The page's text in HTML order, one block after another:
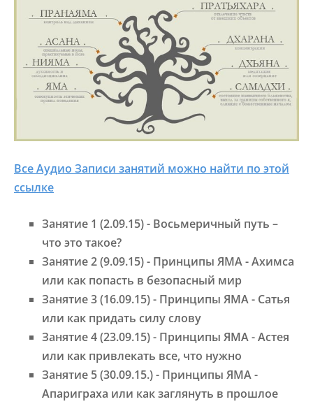
Все Аудио Записи занятий можно найти по этой
ссылке
Занятие 1 (2.09.15) - Восьмеричный путь –
что это такое?
Занятие 2 (9.09.15) - Принципы ЯМА - Ахимса
или как попасть в безопасный мир
Занятие 3 (16.09.15) - Принципы ЯМА - Сатья
или как придать силу слову
Занятие 4 (23.09.15) - Принципы ЯМА - Астея
или как привлекать все, что нужно
Занятие 5 (30.09.15.) - Принципы ЯМА -
Апариграха или как заглянуть в прошлое